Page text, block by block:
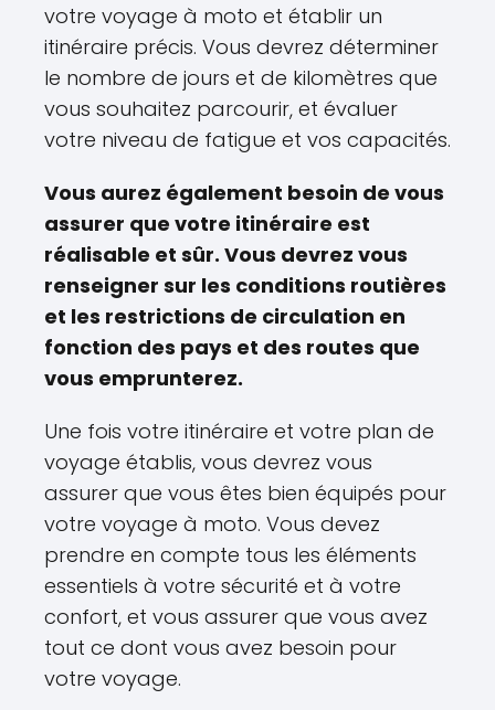
votre voyage à moto et établir un
itinéraire précis. Vous devrez déterminer
le nombre de jours et de kilomètres que
vous souhaitez parcourir, et évaluer
votre niveau de fatigue et vos capacités.
Vous aurez également besoin de vous
assurer que votre itinéraire est
réalisable et sûr. Vous devrez vous
renseigner sur les conditions routières
et les restrictions de circulation en
fonction des pays et des routes que
vous emprunterez.
Une fois votre itinéraire et votre plan de
voyage établis, vous devrez vous
assurer que vous êtes bien équipés pour
votre voyage à moto. Vous devez
prendre en compte tous les éléments
essentiels à votre sécurité et à votre
confort, et vous assurer que vous avez
tout ce dont vous avez besoin pour
votre voyage.